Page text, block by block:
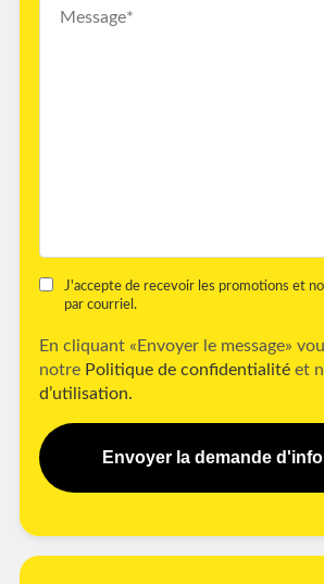
J'accepte de recevoir les promotions et
par courriel.
En cliquant «Envoyer le message»
notre Politique de confidentialité et
d’utilisation.
Envoyer la demande